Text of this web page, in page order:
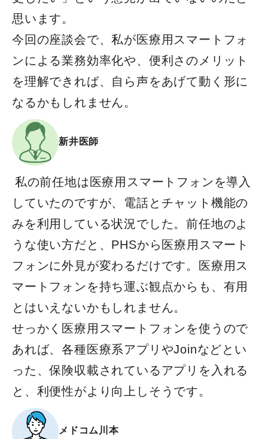
思います。
今回の座談会で、私が医療用スマートフォ
ンによる業務効率化や、便利さのメリット
を理解できれば、自ら声をあげて動く形に
なるかもしれません。
新井医師
私の前任地は医療用スマートフォンを導入
していたのですが、電話とチャット機能の
みを利用している状況でした。前任地のよ
うな使い方だと、PHSから医療用スマート
フォンに外見が変わるだけです。医療用ス
マートフォンを持ち運ぶ観点からも、有用
とはいえないかもしれません。
せっかく医療用スマートフォンを使うので
あれば、各種医療系アプリやJoinなどとい
った、保険収載されているアプリを入れる
と、利便性がより向上しそうです。
メドコム 川本